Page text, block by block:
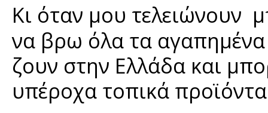
Κι όταν μου τελειώνουν
να βρω όλα τα
ζουν στην Ελλάδα και
υπέροχα τοπικά